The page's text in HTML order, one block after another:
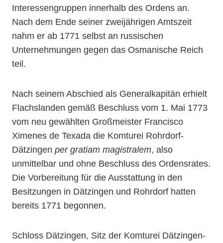
Interessengruppen innerhalb des Ordens an.
Nach dem Ende seiner zweijährigen Amtszeit
nahm er ab 1771 selbst an russischen
Unternehmungen gegen das Osmanische Reich
teil.
Nach seinem Abschied als Generalkapitän erhielt
Flachslanden gemäß Beschluss vom 1. Mai 1773
vom neu gewählten Großmeister Francisco
Ximenes de Texada die Komturei Rohrdorf-
Dätzingen per gratiam magistralem, also
unmittelbar und ohne Beschluss des Ordensrates.
Die Vorbereitung für die Ausstattung in den
Besitzungen in Dätzingen und Rohrdorf hatten
bereits 1771 begonnen.
Schloss Dätzingen, Sitz der Komturei Dätzingen-